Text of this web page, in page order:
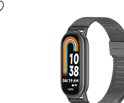
Armband LeatherFit som favorit
tech-Protect Xiaomi